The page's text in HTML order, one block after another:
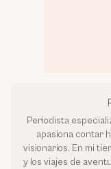
Periodista
apasiona contar
visionarios. En mi
y los viajes de